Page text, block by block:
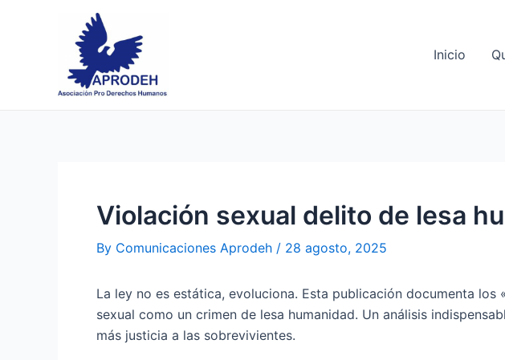
Inicio
Violación sexual delito de lesa
By Comunicaciones Aprodeh / 28 agosto, 2025
La ley no es estática, evoluciona. Esta publicación documenta
sexual como un crimen de lesa humanidad. Un análisis
más justicia a las sobrevivientes.
navigation